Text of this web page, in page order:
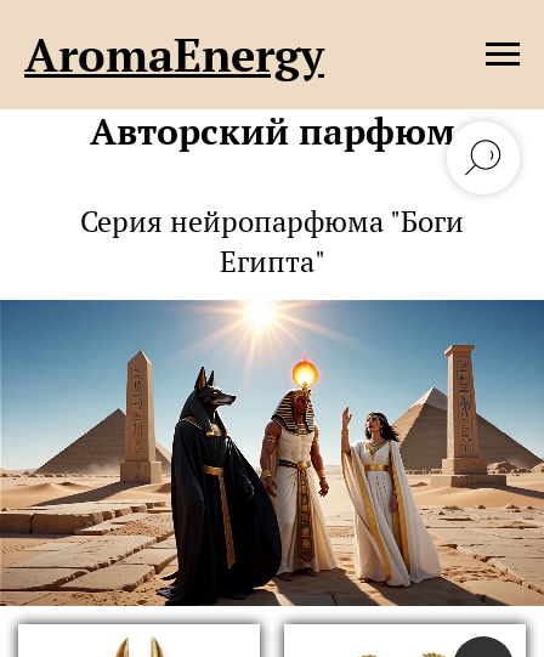
AromaEnergy
Авторский парфюм
Серия нейропарфюма "Боги
Египта"